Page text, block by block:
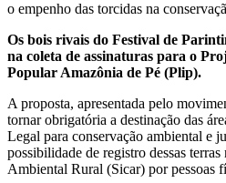
o empenho das torcidas na
Os bois rivais do Festival de
na coleta de assinaturas para o
Popular Amazônia de Pé (Plip).
A proposta, apresentada pelo
tornar obrigatória a destinação das
Legal para conservação ambiental e
possibilidade de registro dessas
Ambiental Rural (Sicar) por pessoas